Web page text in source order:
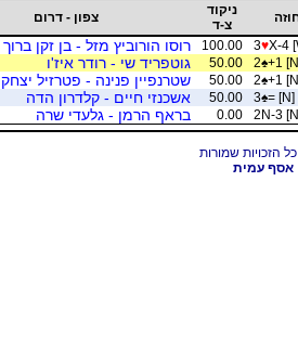
ניקוד
צ-ד
צפון - דרום
3♥X-4
100.00 רוסו הורוביץ מזל - בן זקן ברוך
2♠+1
50.00 גוטפריד שי - רודר איז'ו
2♠+1
50.00 שטרנפיין פנינה - פטרזיל יצחק
3♠= [N]
50.00 אשכנזי חיים - קלדרון הדה
2N-3
0.00 בראף הרמן - גלעדי שרה
אסף עמית